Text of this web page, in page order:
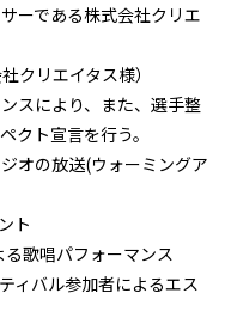
ーである株式会社クリエ
クリエイタス様）
スにより、また、選手整
クト宣言を行う。
オの放送(ウォーミングア
ト
歌唱パフォーマンス
ィバル参加者によるエス